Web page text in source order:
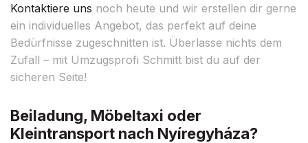
Kontaktiere uns noch heute und wir erstellen dir gerne
ein individuelles Angebot, das perfekt auf deine
Bedürfnisse zugeschnitten ist. Überlasse nichts dem
Zufall – mit Umzugsprofi Schmitt bist du auf der
sicheren Seite!
Beiladung, Möbeltaxi oder
Kleintransport nach Nyíregyháza?